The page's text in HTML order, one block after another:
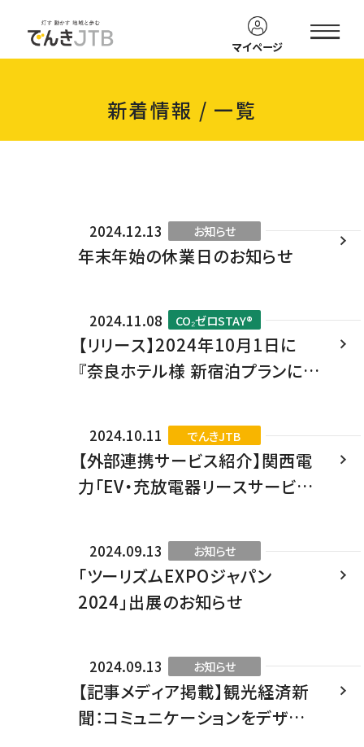
マイページ
新着情報 / 一覧
2024.12.13 お知らせ
年末年始の休業日のお知らせ
2024.11.08 CO₂ゼロSTAY®
【リリース】2024年10月1日に
『奈良ホテル様 新宿泊プランに
「CO₂ゼロSTAY🄬」導入』
2024.10.11 でんきJTB
【外部連携サービス紹介】関西電
力「EV・充放電器リースサービ
2024.09.13 お知らせ
「ツーリズムEXPOジャパン
2024」出展のお知らせ
2024.09.13 お知らせ
【記事メディア掲載】観光経済新
聞：コミュニケーションをデザイン
資料
ダウンロード
電力料金削減メニューを
ご検討中の皆様
カンタン